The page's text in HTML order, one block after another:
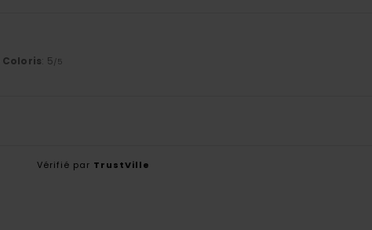
Coloris: 5/5
Vérifié par TrustVille